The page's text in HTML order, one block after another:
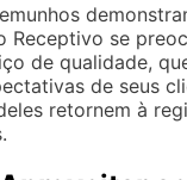
Receptivo se
de qualidade,
de seus
retornem à